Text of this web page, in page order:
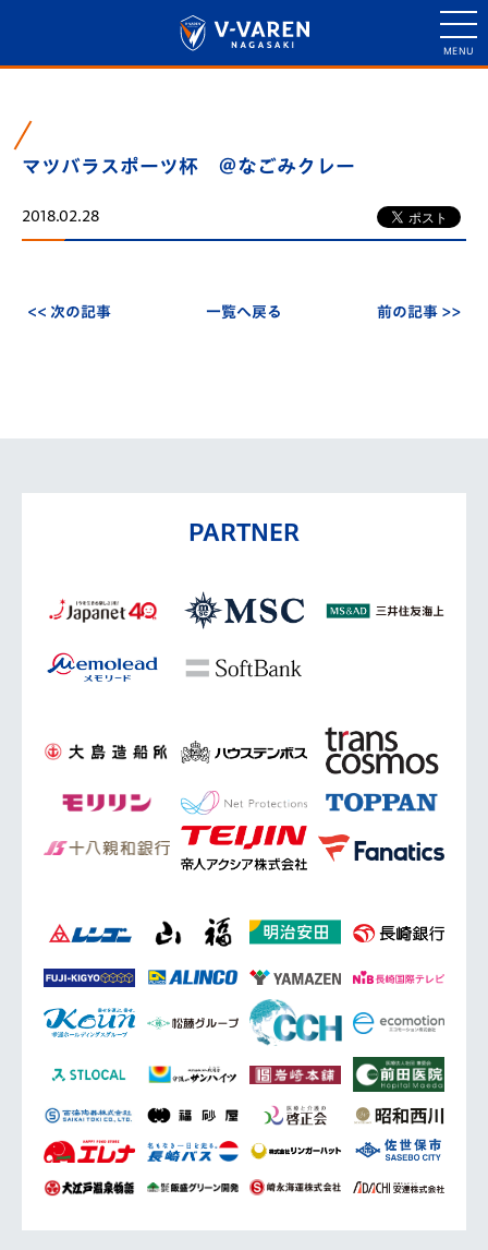
マツバラスポーツ杯 ＠なごみクレー
2018.02.28
<< 次の記事 一覧へ戻る 前の記事 >>
PARTNER